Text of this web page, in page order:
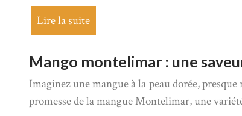
Lire la suite
Mango montelimar : une
Imaginez une mangue à la peau dorée,
promesse de la mangue Montelimar, une